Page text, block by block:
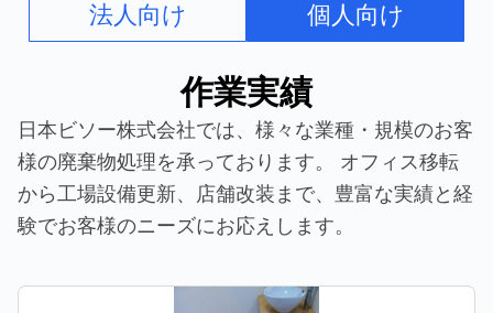
法人向け 個人向け
作業実績
日本ビソー株式会社では、様々な業種・規模のお客
様の廃棄物処理を承っております。 オフィス移転
から工場設備更新、店舗改装まで、豊富な実績と経
験でお客様のニーズにお応えします。
P
P